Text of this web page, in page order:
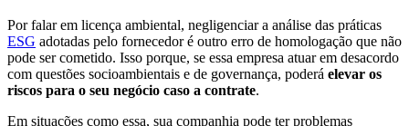
Por falar em licença ambiental, negligenciar a análise das práticas
ESG adotadas pelo fornecedor é outro erro de homologação que não
pode ser cometido. Isso porque, se essa empresa atuar em desacordo
com questões socioambientais e de governança, poderá elevar os
riscos para o seu negócio caso a contrate.
Em situações como essa, sua companhia pode ter problemas